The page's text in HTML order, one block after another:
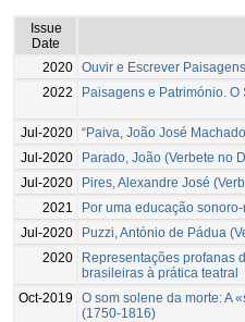
Issue
Date
2020 Ouvir e Escrever
2022
Paisagens e Património. O
Jul-2020 “Paiva, João José
Jul-2020
Parado, João (Verbete no
Jul-2020
Pires, Alexandre José
2021
Por uma educação
Jul-2020
Puzzi, António de Pádua
2020
Representações profanas
brasileiras à prática teatral
Oct-2019
O som solene da morte: A
(1750-1816)